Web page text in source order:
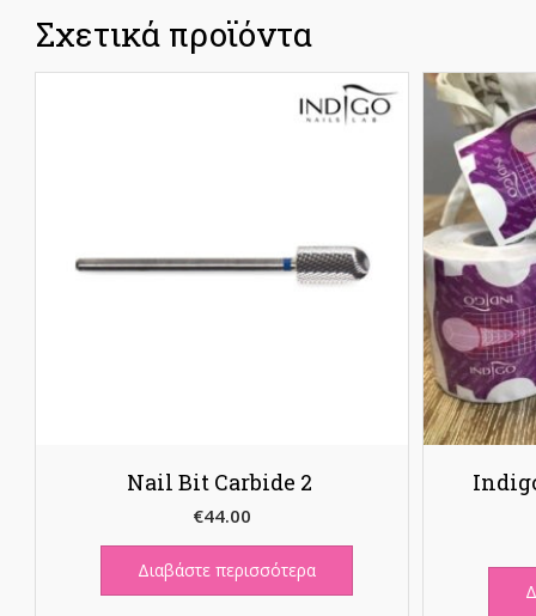
Σχετικά προϊόντα
Nail Bit Carbide 2
€44.00
Διαβάστε περισσότερα